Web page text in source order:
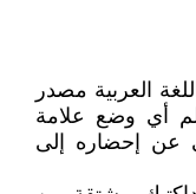
العربية مصدر
أي وضع علامة
عن إحضاره إلى